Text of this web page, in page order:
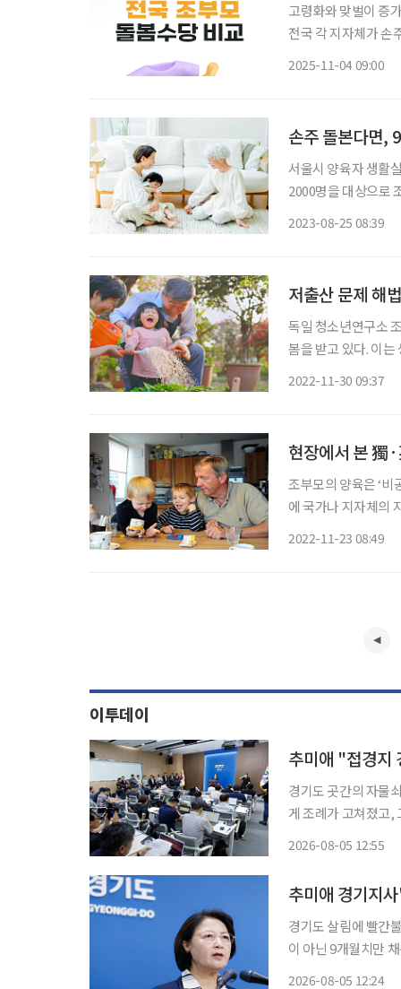
고령화와 맞벌이 증
전국 각 지자체가 손
2025-11-04 09:00
손주 돌본다면,
서울시 양육자 생활
2000명을 대상으로
2023-08-25 08:39
저출산 문제 해
독일 청소년연구소
봄을 받고 있다. 이
2022-11-30 09:37
현장에서 본 獨
조부모의 양육은 ‘비
에 국가나 지자체의
2022-11-23 08:49
이투데이
추미애 "접경지
경기도 곳간의 자물
게 조례가 고쳐졌고,
2026-08-05 12:55
경기도 살림에 빨간
이 아닌 9개월치만
2026-08-05 12:24